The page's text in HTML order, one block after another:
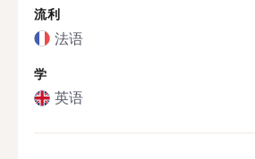
流利
法语
学
英语